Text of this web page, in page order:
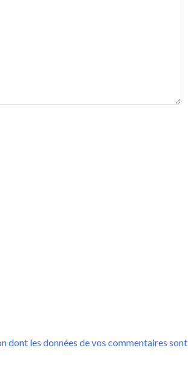
dont les données de vos commentaires sont